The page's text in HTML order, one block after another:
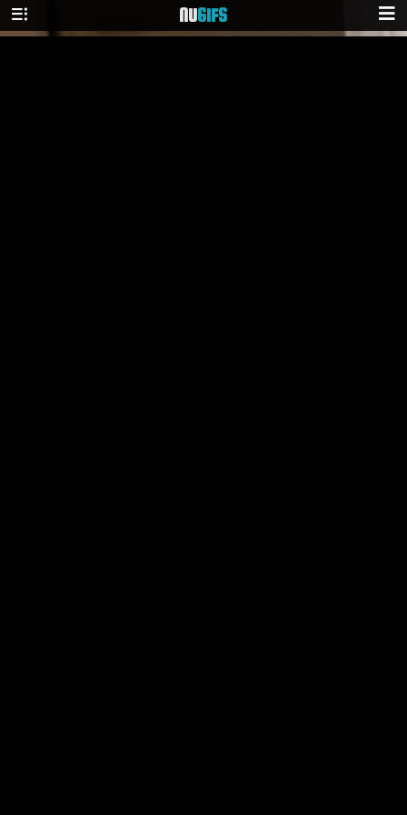
NUGIFS